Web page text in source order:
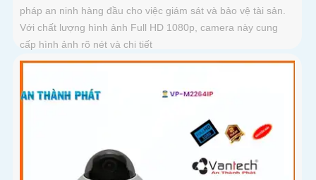
pháp an ninh hàng đầu cho việc giám sát và bảo vệ tài sản.
Với chất lượng hình ảnh Full HD 1080p, camera này cung
cấp hình ảnh rõ nét và chi tiết